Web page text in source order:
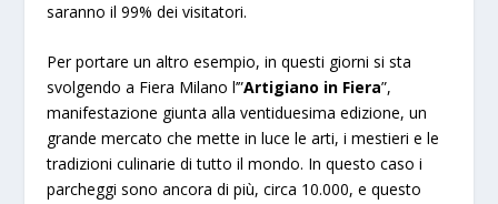
saranno il 99% dei visitatori.
Per portare un altro esempio, in questi giorni si sta
svolgendo a Fiera Milano l’”Artigiano in Fiera”,
manifestazione giunta alla ventiduesima edizione, un
grande mercato che mette in luce le arti, i mestieri e le
tradizioni culinarie di tutto il mondo. In questo caso i
parcheggi sono ancora di più, circa 10.000, e questo